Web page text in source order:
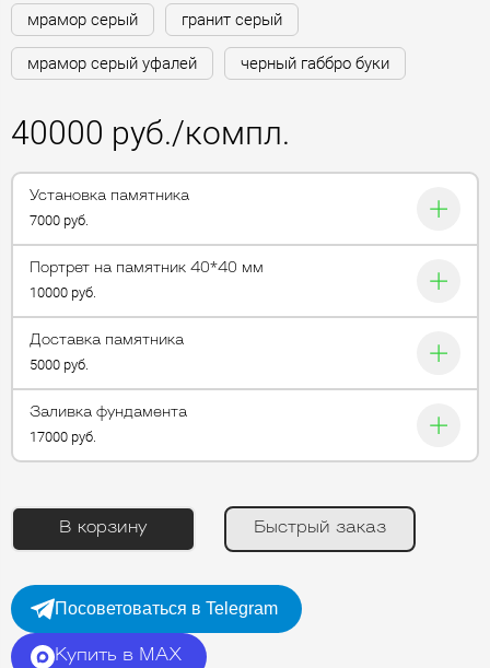
мрамор серый гранит серый
мрамор серый уфалей черный габбро буки
40000 руб./компл.
Установка памятника
7000 руб.
Портрет на памятник 40*40 мм
10000 руб.
Доставка памятника
5000 руб.
Заливка фундамента
17000 руб.
В корзину Быстрый заказ
Посоветоваться в Telegram
Купить в MAX